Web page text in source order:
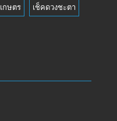
เกษตร เช็คดวงชะตา